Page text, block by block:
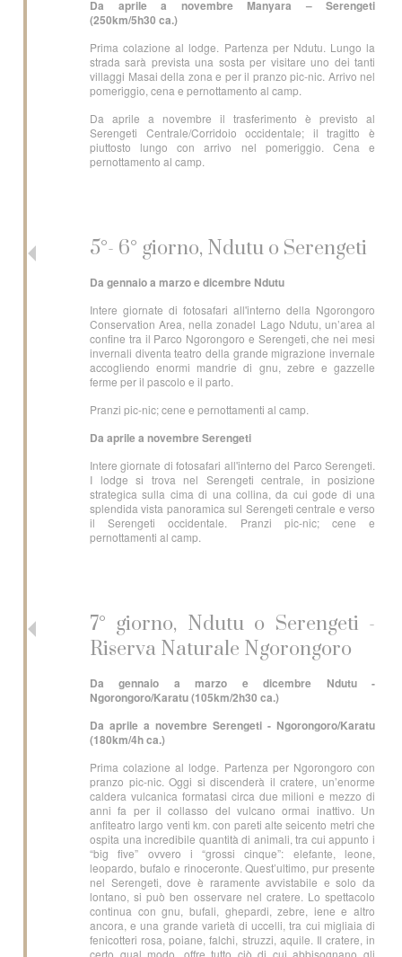
Da aprile a novembre Manyara – Serengeti
(250km/5h30 ca.)
Prima colazione al lodge. Partenza per Ndutu. Lungo la
strada sarà prevista una sosta per visitare uno dei tanti
villaggi Masai della zona e per il pranzo pic-nic. Arrivo nel
pomeriggio, cena e pernottamento al camp.
Da aprile a novembre il trasferimento è previsto al
Serengeti Centrale/Corridoio occidentale; il tragitto è
piuttosto lungo con arrivo nel pomeriggio. Cena e
pernottamento al camp.
5°- 6° giorno, Ndutu o Serengeti
Da gennaio a marzo e dicembre Ndutu
Intere giornate di fotosafari all'interno della Ngorongoro
Conservation Area, nella zonadel Lago Ndutu, un’area al
confine tra il Parco Ngorongoro e Serengeti, che nei mesi
invernali diventa teatro della grande migrazione invernale
accogliendo enormi mandrie di gnu, zebre e gazzelle
ferme per il pascolo e il parto.
Pranzi pic-nic; cene e pernottamenti al camp.
Da aprile a novembreSerengeti
Intere giornate di fotosafari all'interno del Parco Serengeti.
I lodge si trova nel Serengeti centrale, in posizione
strategica sulla cima di una collina, da cui gode di una
splendida vista panoramica sul Serengeti centrale e verso
il Serengeti occidentale. Pranzi pic-nic; cene e
pernottamenti al camp.
7° giorno, Ndutu o Serengeti -
Riserva Naturale Ngorongoro
Da gennaio a marzo e dicembre Ndutu -
Ngorongoro/Karatu (105km/2h30 ca.)
Da aprile a novembre Serengeti - Ngorongoro/Karatu
(180km/4h ca.)
Prima colazione al lodge. Partenza per Ngorongoro con
pranzo pic-nic. Oggi si discenderà il cratere, un’enorme
caldera vulcanica formatasi circa due milioni e mezzo di
anni fa per il collasso del vulcano ormai inattivo. Un
anfiteatro largo venti km. con pareti alte seicento metri che
ospita una incredibile quantità di animali, tra cui appunto i
“big five” ovvero i “grossi cinque”: elefante, leone,
leopardo, bufalo e rinoceronte. Quest’ultimo, pur presente
nel Serengeti, dove è raramente avvistabile e solo da
lontano, si può ben osservare nel cratere. Lo spettacolo
continua con gnu, bufali, ghepardi, zebre, iene e altro
ancora, e una grande varietà di uccelli, tra cui migliaia di
fenicotteri rosa, poiane, falchi, struzzi, aquile. Il cratere, in
certo qual modo, offre tutto ciò di cui abbisognano gli